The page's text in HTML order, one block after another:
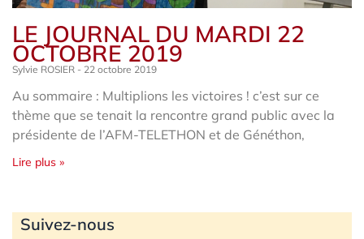
LE JOURNAL DU MARDI 22
OCTOBRE 2019
Sylvie ROSIER 22 octobre 2019
Au sommaire : Multiplions les victoires ! c’est sur ce
thème que se tenait la rencontre grand public avec la
présidente de l’AFM-TELETHON et de Généthon,
Lire plus »
Suivez-nous
Archives